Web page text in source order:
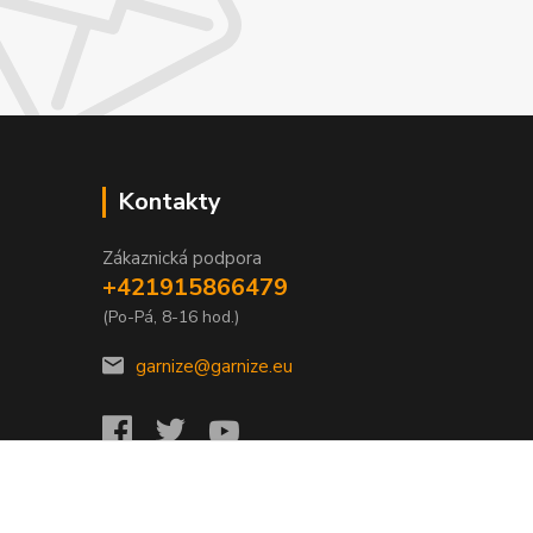
Kontakty
Zákaznická podpora
+421915866479
(Po-Pá, 8-16 hod.)
garnize@garnize.eu